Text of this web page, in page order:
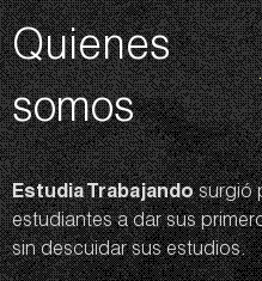
Quienes
somos
Estudia Trabajandosurgió
estudiantes a dar sus
sin descuidar sus estudios.